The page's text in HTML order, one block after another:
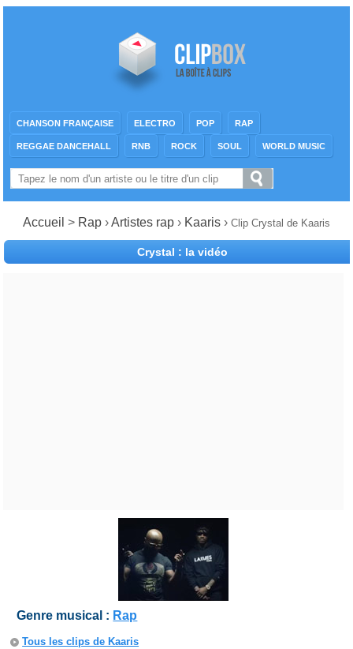
CHANSON FRANÇAISE ELECTRO POP RAP
REGGAE DANCEHALL RNB ROCK SOUL WORLD MUSIC
Accueil > Rap ›Artistes rap › Kaaris › Clip Crystal de Kaaris
Crystal : la vidéo
Genre musical : Rap
Tous les clips de Kaaris